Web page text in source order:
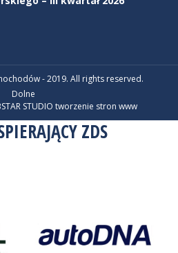
- 2019. All rights reserved.
Dolne
STUDIO tworzenie stron www
ZDS